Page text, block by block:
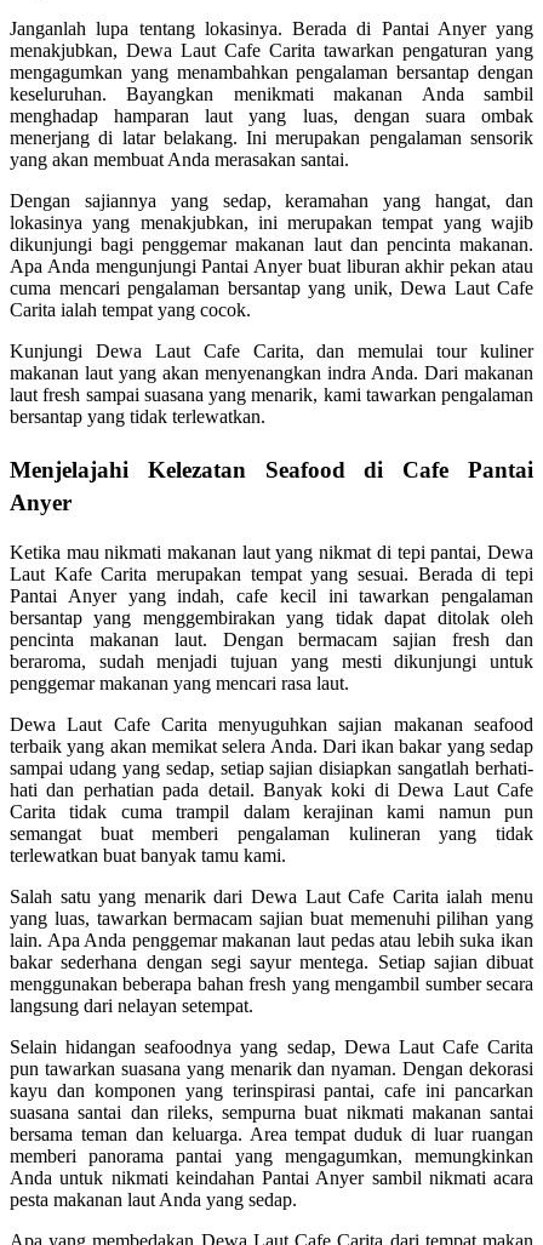
Janganlah lupa tentang lokasinya. Berada di Pantai Anyer yang
menakjubkan, Dewa Laut Cafe Carita tawarkan pengaturan yang
mengagumkan yang menambahkan pengalaman bersantap dengan
keseluruhan. Bayangkan menikmati makanan Anda sambil
menghadap hamparan laut yang luas, dengan suara ombak
menerjang di latar belakang. Ini merupakan pengalaman sensorik
yang akan membuat Anda merasakan santai.
Dengan sajiannya yang sedap, keramahan yang hangat, dan
lokasinya yang menakjubkan, ini merupakan tempat yang wajib
dikunjungi bagi penggemar makanan laut dan pencinta makanan.
Apa Anda mengunjungi Pantai Anyer buat liburan akhir pekan atau
cuma mencari pengalaman bersantap yang unik, Dewa Laut Cafe
Carita ialah tempat yang cocok.
Kunjungi Dewa Laut Cafe Carita, dan memulai tour kuliner
makanan laut yang akan menyenangkan indra Anda. Dari makanan
laut fresh sampai suasana yang menarik, kami tawarkan pengalaman
bersantap yang tidak terlewatkan.
Menjelajahi Kelezatan Seafood di Cafe Pantai
Anyer
Ketika mau nikmati makanan laut yang nikmat di tepi pantai, Dewa
Laut Kafe Carita merupakan tempat yang sesuai. Berada di tepi
Pantai Anyer yang indah, cafe kecil ini tawarkan pengalaman
bersantap yang menggembirakan yang tidak dapat ditolak oleh
pencinta makanan laut. Dengan bermacam sajian fresh dan
beraroma, sudah menjadi tujuan yang mesti dikunjungi untuk
penggemar makanan yang mencari rasa laut.
Dewa Laut Cafe Carita menyuguhkan sajian makanan seafood
terbaik yang akan memikat selera Anda. Dari ikan bakar yang sedap
sampai udang yang sedap, setiap sajian disiapkan sangatlah berhati-
hati dan perhatian pada detail. Banyak koki di Dewa Laut Cafe
Carita tidak cuma trampil dalam kerajinan kami namun pun
semangat buat memberi pengalaman kulineran yang tidak
terlewatkan buat banyak tamu kami.
Salah satu yang menarik dari Dewa Laut Cafe Carita ialah menu
yang luas, tawarkan bermacam sajian buat memenuhi pilihan yang
lain. Apa Anda penggemar makanan laut pedas atau lebih suka ikan
bakar sederhana dengan segi sayur mentega. Setiap sajian dibuat
menggunakan beberapa bahan fresh yang mengambil sumber secara
langsung dari nelayan setempat.
Selain hidangan seafoodnya yang sedap, Dewa Laut Cafe Carita
pun tawarkan suasana yang menarik dan nyaman. Dengan dekorasi
kayu dan komponen yang terinspirasi pantai, cafe ini pancarkan
suasana santai dan rileks, sempurna buat nikmati makanan santai
bersama teman dan keluarga. Area tempat duduk di luar ruangan
memberi panorama pantai yang mengagumkan, memungkinkan
Anda untuk nikmati keindahan Pantai Anyer sambil nikmati acara
pesta makanan laut Anda yang sedap.
Apa yang membedakan Dewa Laut Cafe Carita dari tempat makan